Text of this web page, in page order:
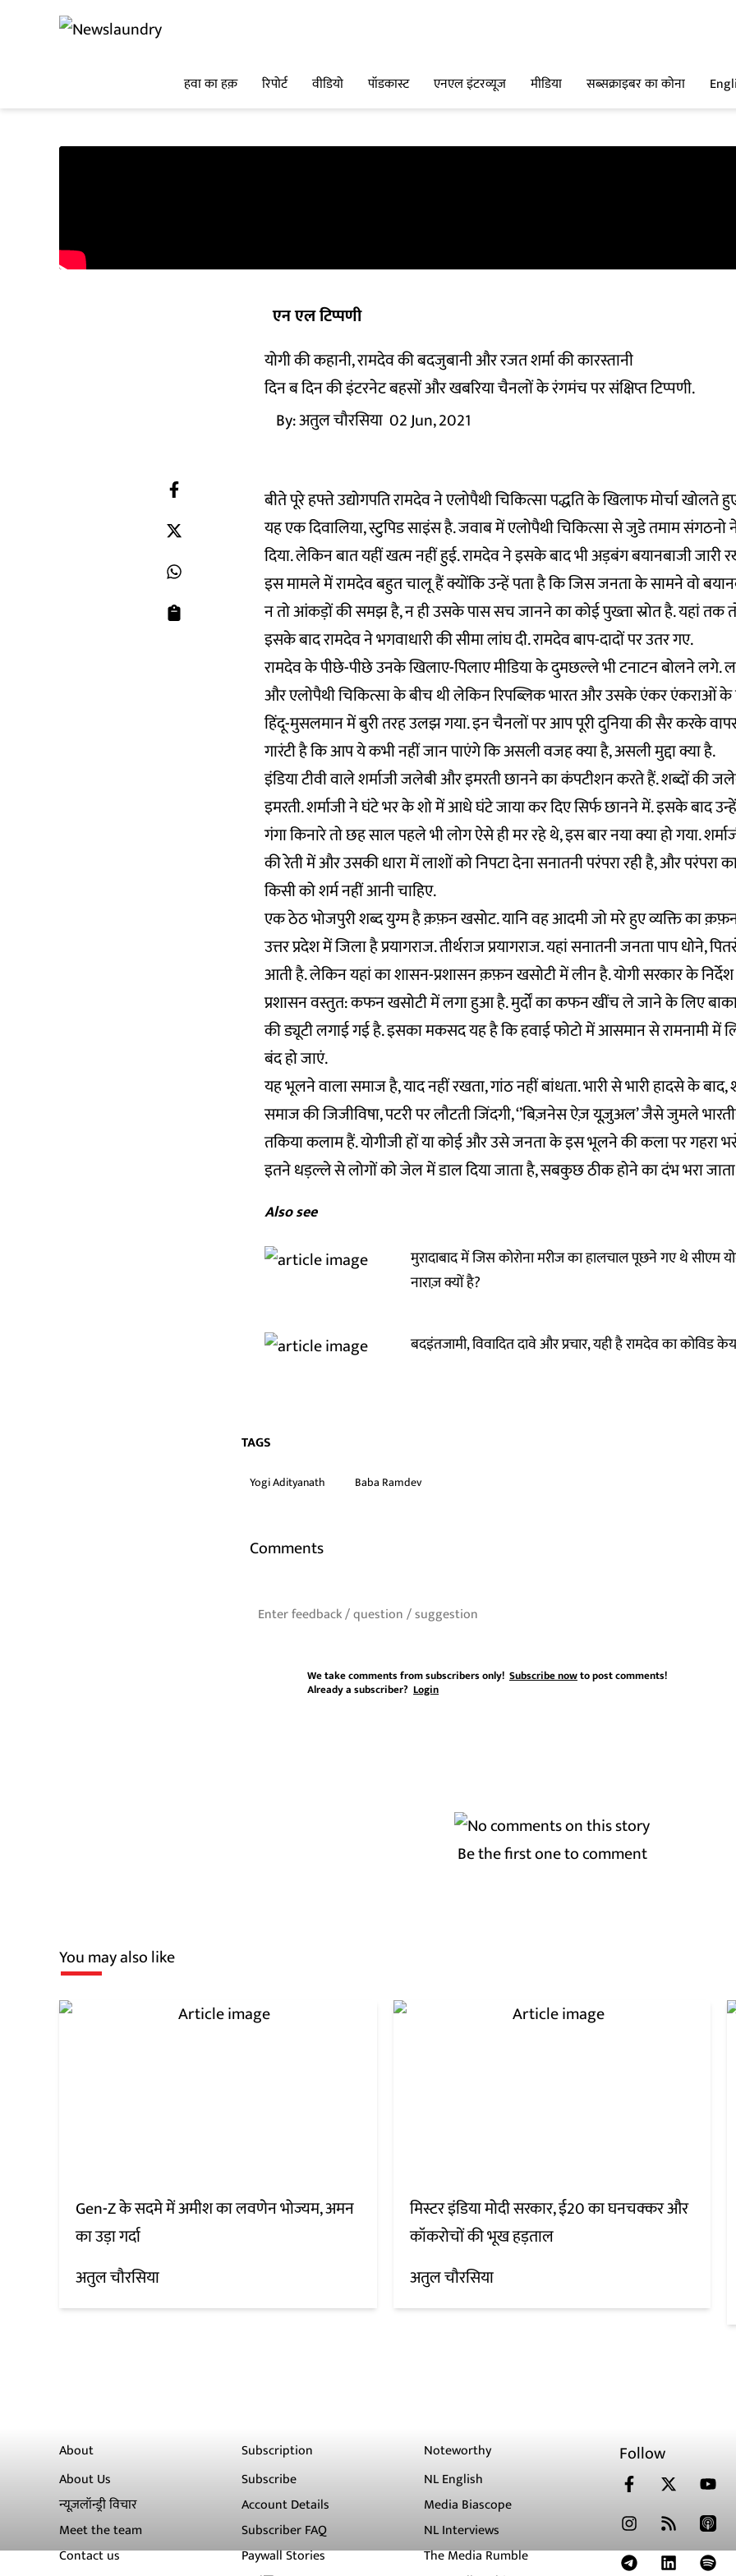
हवा का हक़ रिपोर्ट वीडियो पॉडकास्ट एनएल इंटरव्यूज मीडिया सब्सक्राइबर का कोना
एन एल टिप्पणी
योगी की कहानी, रामदेव की बदजुबानी और रजत शर्मा की कारस्तानी
दिन ब दिन की इंटरनेट बहसों और खबरिया चैनलों के रंगमंच पर संक्षिप्त टिप्पणी.
By:अतुल चौरसिया 02 Jun, 2021
बीते पूरे हफ्ते उद्योगपति रामदेव ने एलोपैथी चिकित्सा पद्धति के खिलाफ मोर्चा खोलते
यह एक दिवालिया, स्टुपिड साइंस है. जवाब में एलोपैथी चिकित्सा से जुडे तमाम संगठनो
दिया. लेकिन बात यहीं खत्म नहीं हुई. रामदेव ने इसके बाद भी अड़बंग बयानबाजी जारी
इस मामले में रामदेव बहुत चालू हैं क्योंकि उन्हें पता है कि जिस जनता के सामने वो
न तो आंकड़ों की समझ है, न ही उसके पास सच जानने का कोई पुख्ता स्रोत है. यहां तक
इसके बाद रामदेव ने भगवाधारी की सीमा लांघ दी. रामदेव बाप-दादों पर उतर गए.
रामदेव के पीछे-पीछे उनके खिलाए-पिलाए मीडिया के दुमछल्ले भी टनाटन बोलने लगे.
और एलोपैथी चिकित्सा के बीच थी लेकिन रिपब्लिक भारत और उसके एंकर एंकराओं के
हिंदू-मुसलमान में बुरी तरह उलझ गया. इन चैनलों पर आप पूरी दुनिया की सैर करके
गारंटी है कि आप ये कभी नहीं जान पाएंगे कि असली वजह क्या है, असली मुद्दा क्या है.
इंडिया टीवी वाले शर्माजी जलेबी और इमरती छानने का कंपटीशन करते हैं. शब्दों की
इमरती. शर्माजी ने घंटे भर के शो में आधे घंटे जाया कर दिए सिर्फ छानने में. इसके बाद
गंगा किनारे तो छह साल पहले भी लोग ऐसे ही मर रहे थे, इस बार नया क्या हो गया.
की रेती में और उसकी धारा में लाशों को निपटा देना सनातनी परंपरा रही है, और परंपरा
किसी को शर्म नहीं आनी चाहिए.
एक ठेठ भोजपुरी शब्द युग्म है क़फ़न खसोट. यानि वह आदमी जो मरे हुए व्यक्ति का
उत्तर प्रदेश में जिला है प्रयागराज. तीर्थराज प्रयागराज. यहां सनातनी जनता पाप धोने,
आती है. लेकिन यहां का शासन-प्रशासन क़फ़न खसोटी में लीन है. योगी सरकार के निर्देश
प्रशासन वस्तुत: कफन खसोटी में लगा हुआ है. मुर्दों का कफन खींच ले जाने के लिए
की ड्यूटी लगाई गई है. इसका मकसद यह है कि हवाई फोटो में आसमान से रामनामी में
बंद हो जाएं.
यह भूलने वाला समाज है, याद नहीं रखता, गांठ नहीं बांधता. भारी से भारी हादसे के बाद,
समाज की जिजीविषा, पटरी पर लौटती जिंदगी, ‘’बिज़नेस ऐज़ यूज़ुअल’ जैसे जुमले
तकिया कलाम हैं. योगीजी हों या कोई और उसे जनता के इस भूलने की कला पर गहरा
इतने धड़ल्ले से लोगों को जेल में डाल दिया जाता है, सबकुछ ठीक होने का दंभ भरा
Also see
मुरादाबाद में जिस कोरोना मरीज का हालचाल पूछने गए थे सीएम
नाराज़ क्यों है?
बदइंतजामी, विवादित दावे और प्रचार, यही है रामदेव का कोविड
TAGS
Yogi Adityanath Baba Ramdev
Comments
We take comments from subscribers only! Subscribe nowto post comments!
Already a subscriber? Login
Be the first one to comment
You may also like
Gen-Z के सदमे में अमीश का लवणेन भोज्यम, अमन
का उड़ा गर्दा
अतुल चौरसिया
मिस्टर इंडिया मोदी सरकार, ई20 का घनचक्कर और
कॉकरोचों की भूख हड़ताल
अतुल चौरसिया
About
About Us
न्यूज़लॉन्ड्री विचार
Meet the team
Contact us
Subscription
Subscribe
Account Details
Subscriber FAQ
Paywall Stories
Noteworthy
NL English
Media Biascope
NL Interviews
The Media Rumble
Follow